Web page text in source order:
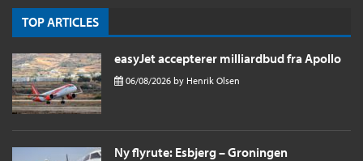
TOP ARTICLES
easyJet accepterer milliardbud fra Apollo
06/08/2026 by Henrik Olsen
Ny flyrute: Esbjerg – Groningen